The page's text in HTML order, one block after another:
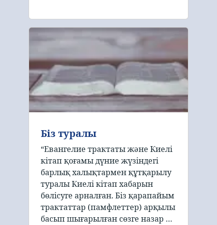
Біз туралы
“Евангелие трактаты және Киелі
кітап қоғамы дүние жүзіндегі
барлық халықтармен құтқарылу
туралы Киелі кітап хабарын
бөлісуге арналған. Біз қарапайым
трактаттар (памфлеттер) арқылы
басып шығарылған сөзге назар …